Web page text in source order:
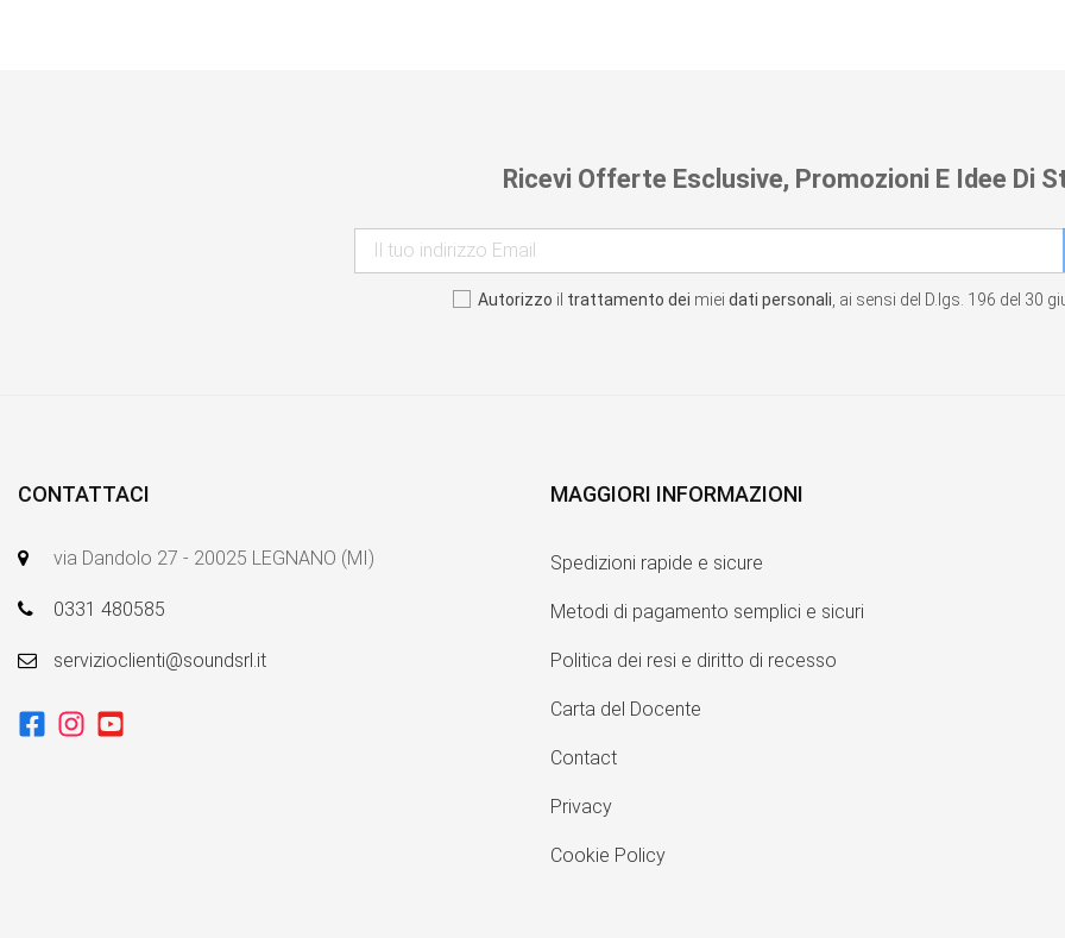
Ricevi Offerte Esclusive, Promozioni E Idee Di
Autorizzo il trattamento dei miei dati personali , ai sensi del D.lgs. 196 del 30
CONTATTACI
via Dandolo 27 - 20025 LEGNANO (MI)
0331 480585
servizioclienti@soundsrl.it
MAGGIORI INFORMAZIONI
Spedizioni rapide e sicure
Metodi di pagamento semplici e sicuri
Politica dei resi e diritto di recesso
Carta del Docente
Contact
Privacy
Cookie Policy